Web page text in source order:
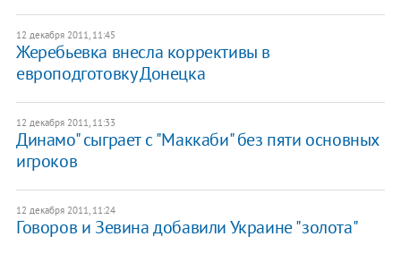
12 декабря 2011, 11:45
Жеребьевка внесла коррективы в
европодготовку Донецка
12 декабря 2011, 11:33
Динамо" сыграет с "Маккаби" без пяти основных
игроков
12 декабря 2011, 11:24
Говоров и Зевина добавили Украине "золота"